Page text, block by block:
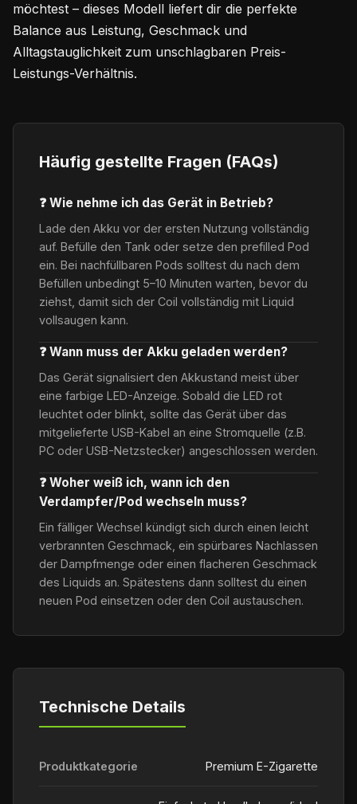
möchtest – dieses Modell liefert dir die perfekte
Balance aus Leistung, Geschmack und
Alltagstauglichkeit zum unschlagbaren Preis-
Leistungs-Verhältnis.
Häufig gestellte Fragen (FAQs)
❓ Wie nehme ich das Gerät in Betrieb?
Lade den Akku vor der ersten Nutzung vollständig
auf. Befülle den Tank oder setze den prefilled Pod
ein. Bei nachfüllbaren Pods solltest du nach dem
Befüllen unbedingt 5–10 Minuten warten, bevor du
ziehst, damit sich der Coil vollständig mit Liquid
vollsaugen kann.
❓ Wann muss der Akku geladen werden?
Das Gerät signalisiert den Akkustand meist über
eine farbige LED-Anzeige. Sobald die LED rot
leuchtet oder blinkt, sollte das Gerät über das
mitgelieferte USB-Kabel an eine Stromquelle (z.B.
PC oder USB-Netzstecker) angeschlossen werden.
❓ Woher weiß ich, wann ich den
Verdampfer/Pod wechseln muss?
Ein fälliger Wechsel kündigt sich durch einen leicht
verbrannten Geschmack, ein spürbares Nachlassen
der Dampfmenge oder einen flacheren Geschmack
des Liquids an. Spätestens dann solltest du einen
neuen Pod einsetzen oder den Coil austauschen.
Technische Details
Produktkategorie Premium E-Zigarette